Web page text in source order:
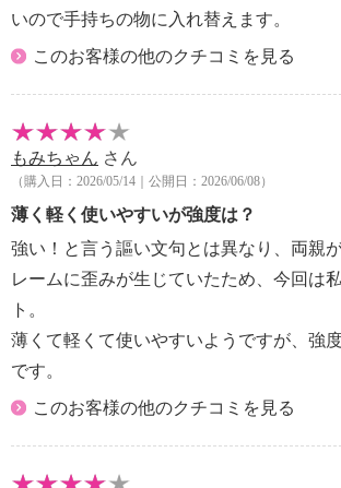
いので手持ちの物に入れ替えます。
このお客様の他のクチコミを見る
もみちゃん さん
（購入日：2026/05/14｜公開日：2026/06/08）
薄く軽く使いやすいが強度は？
強い！と言う謳い文句とは異なり、両親
レームに歪みが生じていたため、今回は
ト。
薄くて軽くて使いやすいようですが、強
です。
このお客様の他のクチコミを見る